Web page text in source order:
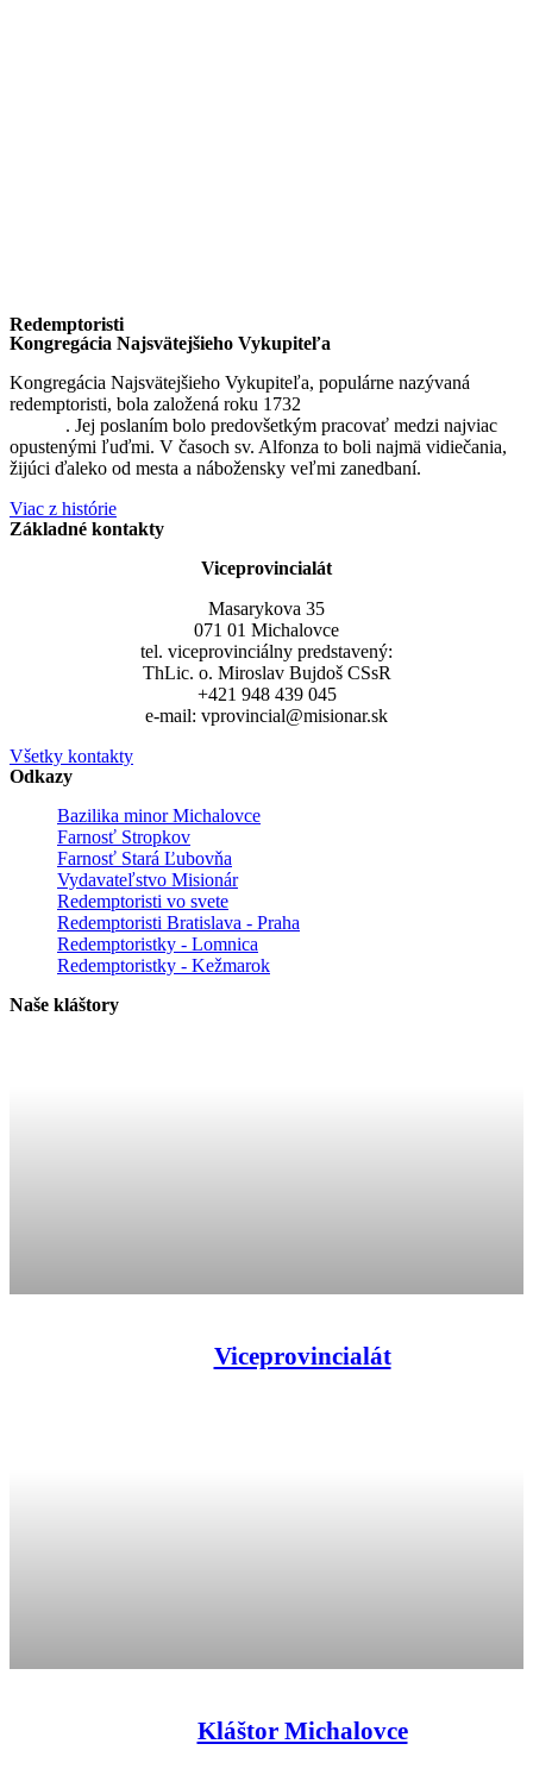
Redemptoristi
Kongregácia Najsvätejšieho Vykupiteľa
Kongregácia Najsvätejšieho Vykupiteľa, populárne nazývaná
redemptoristi, bola založená roku 1732
. Jej poslaním bolo predovšetkým pracovať medzi najviac
opustenými ľuďmi. V časoch sv. Alfonza to boli najmä vidiečania,
žijúci ďaleko od mesta a nábožensky veľmi zanedbaní.
Viac z histórie
Základné kontakty
Viceprovincialát
Masarykova 35
071 01 Michalovce
tel. viceprovinciálny predstavený:
ThLic. o. Miroslav Bujdoš CSsR
+421 948 439 045
e-mail: vprovincial@misionar.sk
Všetky kontakty
Odkazy
Bazilika minor Michalovce
Farnosť Stropkov
Farnosť Stará Ľubovňa
Vydavateľstvo Misionár
Redemptoristi vo svete
Redemptoristi Bratislava - Praha
Redemptoristky - Lomnica
Redemptoristky - Kežmarok
Naše kláštory
Viceprovincialát
Kláštor Michalovce